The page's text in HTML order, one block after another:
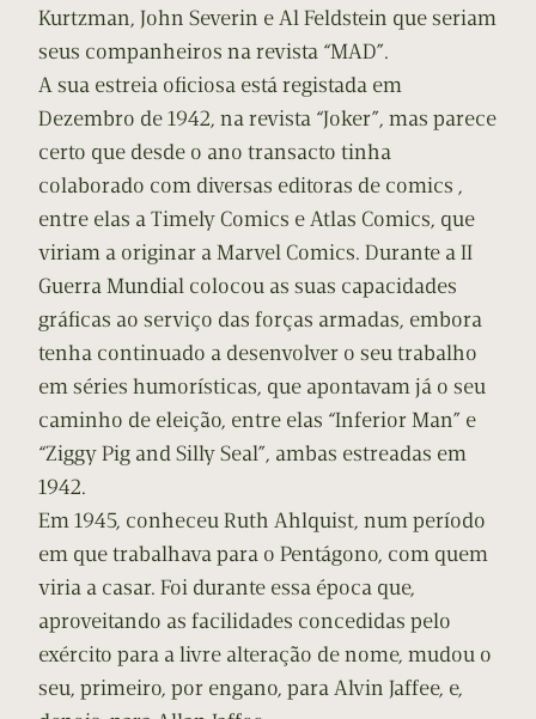
Kurtzman, John Severin e Al Feldstein que seriam
seus companheiros na revista “MAD”.
A sua estreia oficiosa está registada em
Dezembro de 1942, na revista “Joker”, mas parece
certo que desde o ano transacto tinha
colaborado com diversas editoras de comics ,
entre elas a Timely Comics e Atlas Comics, que
viriam a originar a Marvel Comics. Durante a II
Guerra Mundial colocou as suas capacidades
gráficas ao serviço das forças armadas, embora
tenha continuado a desenvolver o seu trabalho
em séries humorísticas, que apontavam já o seu
caminho de eleição, entre elas “Inferior Man” e
“Ziggy Pig and Silly Seal”, ambas estreadas em
1942.
Em 1945, conheceu Ruth Ahlquist, num período
em que trabalhava para o Pentágono, com quem
viria a casar. Foi durante essa época que,
aproveitando as facilidades concedidas pelo
exército para a livre alteração de nome, mudou o
seu, primeiro, por engano, para Alvin Jaffee, e,